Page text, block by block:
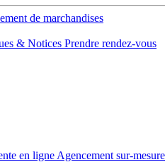
de marchandises
& Notices Prendre rendez-vous
en ligne Agencement sur-mesure